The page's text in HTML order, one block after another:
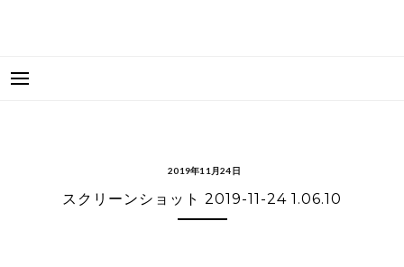
2019年11月24日
スクリーンショット 2019-11-24 1.06.10